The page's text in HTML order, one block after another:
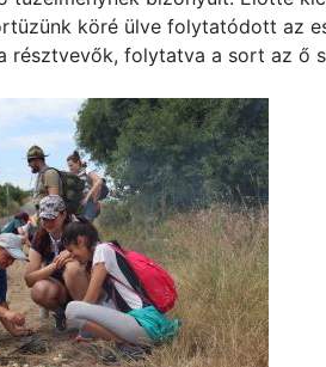
köré ülve folytatódott az
résztvevők, folytatva a sort az ő